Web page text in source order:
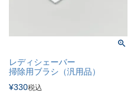
レディシェーバー
掃除用ブラシ（汎用品）
¥330税込